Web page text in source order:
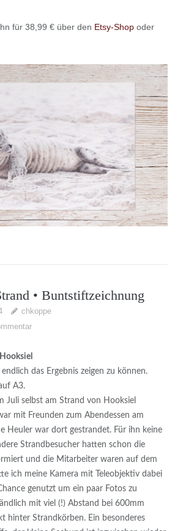
für 38,99 € über den Etsy-Shopoder
• Buntstiftzeichnung
chkoppe
das Ergebnis zeigen zu können.
A3.
Juli selbst am Strand von Hooksiel
mit Freunden zum Abendessen am
Heuler war dort gestrandet. Für ihn keine
Strandbesucher hatten schon die
und die Mitarbeiter waren auf dem
ich meine Kamera mit Teleobjektiv dabei
genutzt um ein paar Fotos zu
mit viel (!) Abstand bei 600mm
hinter Strandkörben. Ein besonderes